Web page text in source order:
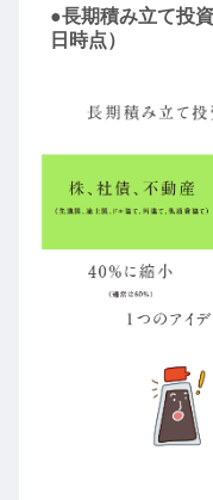
●長期積み立て投
日時点）